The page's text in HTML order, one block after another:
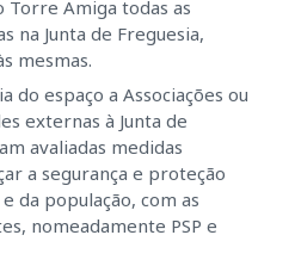
Torre Amiga todas as
na Junta de Freguesia,
mesmas.
do espaço a Associações ou
externas à Junta de
avaliadas medidas
a segurança e proteção
da população, com as
nomeadamente PSP e